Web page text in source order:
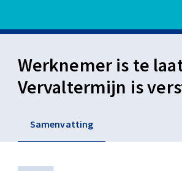
Werknemer is te
Vervaltermijn is
is.
Samenvatting